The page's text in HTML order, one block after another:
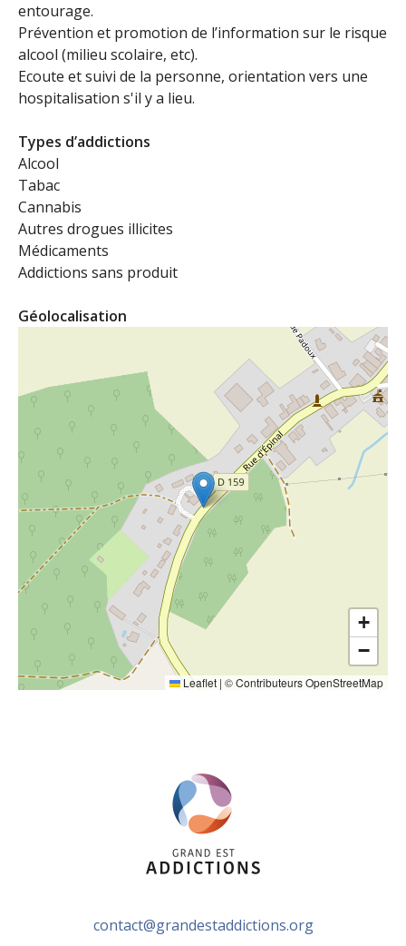
entourage.
Prévention et promotion de l’information sur le risque
alcool (milieu scolaire, etc).
Ecoute et suivi de la personne, orientation vers une
hospitalisation s'il y a lieu.
Types d’addictions
Alcool
Tabac
Cannabis
Autres drogues illicites
Médicaments
Addictions sans produit
Géolocalisation
+
−
Leaflet | ©Contributeurs OpenStreetMap
contact@grandestaddictions.org